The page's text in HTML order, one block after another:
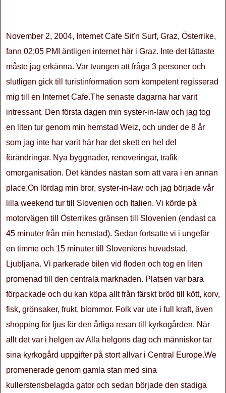
November 2, 2004, Internet Cafe Sit'n Surf, Graz, Österrike,
fann 02:05 PMI äntligen internet här i Graz. Inte det lättaste
måste jag erkänna. Var tvungen att fråga 3 personer och
slutligen gick till turistinformation som kompetent regisserad
mig till en Internet Cafe.The senaste dagarna har varit
intressant. Den första dagen min syster-in-law och jag tog
en liten tur genom min hemstad Weiz, och under de 8 år
som jag inte har varit här har det skett en hel del
förändringar. Nya byggnader, renoveringar, trafik
omorganisation. Det kändes nästan som att vara i en annan
place.On lördag min bror, syster-in-law och jag började vår
lilla weekend tur till Slovenien och Italien. Vi körde på
motorvägen till Österrikes gränsen till Slovenien (endast ca
45 minuter från min hemstad). Sedan fortsatte vi i ungefär
en timme och 15 minuter till Sloveniens huvudstad,
Ljubljana. Vi parkerade bilen vid floden och tog en liten
promenad till den centrala marknaden. Platsen var bara
förpackade och du kan köpa allt från färskt bröd till kött, korv,
fisk, grönsaker, frukt, blommor. Folk var ute i full kraft, även
shopping för ljus för den årliga resan till kyrkogården. När
allt det var i helgen av Alla helgons dag och människor tar
sina kyrkogård uppgifter på stort allvar i Central Europe.We
promenerade genom gamla stan med sina
kullerstensbelagda gator och sedan började den stadiga